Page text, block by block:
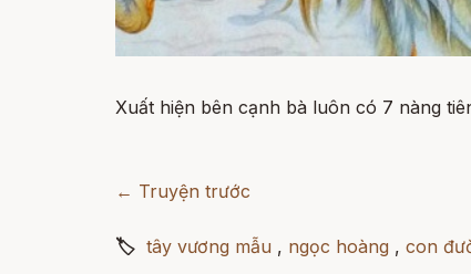
Xuất hiện bên cạnh bà luôn có 7 nàng
← Truyện trước
🏷 tây vương mẫu , ngọc hoàng , con